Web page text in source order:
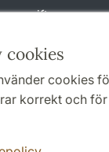
cookies
cookies
korrekt och